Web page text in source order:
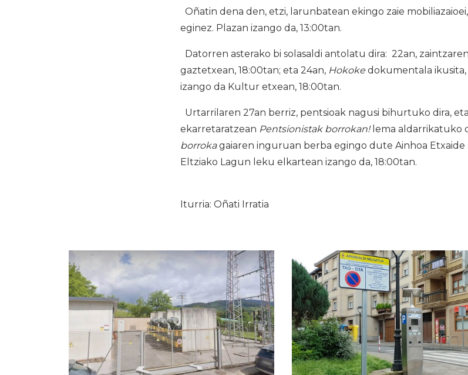
Oñatin dena den, etzi, larunbatean ekingo zaie
eginez. Plazan izango da, 13:00tan.
Datorren asterako bi solasaldi antolatu dira: 22an,
gaztetxean, 18:00tan; eta 24an, Hokoke dokumentala ikusita,
izango da Kultur etxean, 18:00tan.
Urtarrilaren 27an berriz, pentsioak nagusi bihurtuko dira,
ekarretaratzean Pentsionistak borrokan!lema aldarrikatuko
borrokagaiaren inguruan berba egingo dute Ainhoa Etxaide
Eltziako Lagun leku elkartean izango da, 18:00tan.
Iturria: Oñati Irratia